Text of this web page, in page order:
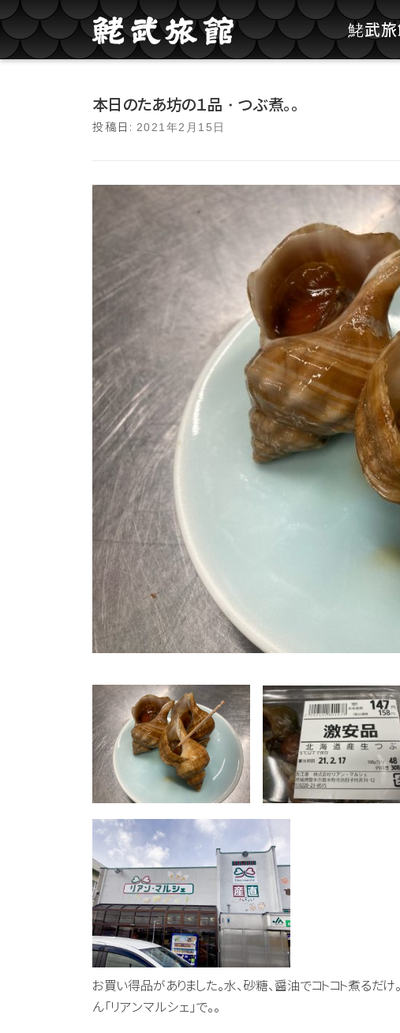
コンテンツへスキップ
鮱武
本日のたあ坊の１品・つぶ煮。。
投稿日: 2021年2月15日
お買い得品がありました。水、砂糖、醤油でコトコト煮るだ
ん「リアンマルシェ」で。。